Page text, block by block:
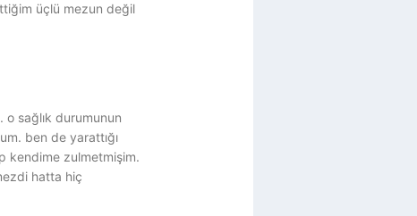
üçlü mezun değil
o sağlık durumunun
ben de yarattığı
kendime zulmetmişim.
hatta hiç